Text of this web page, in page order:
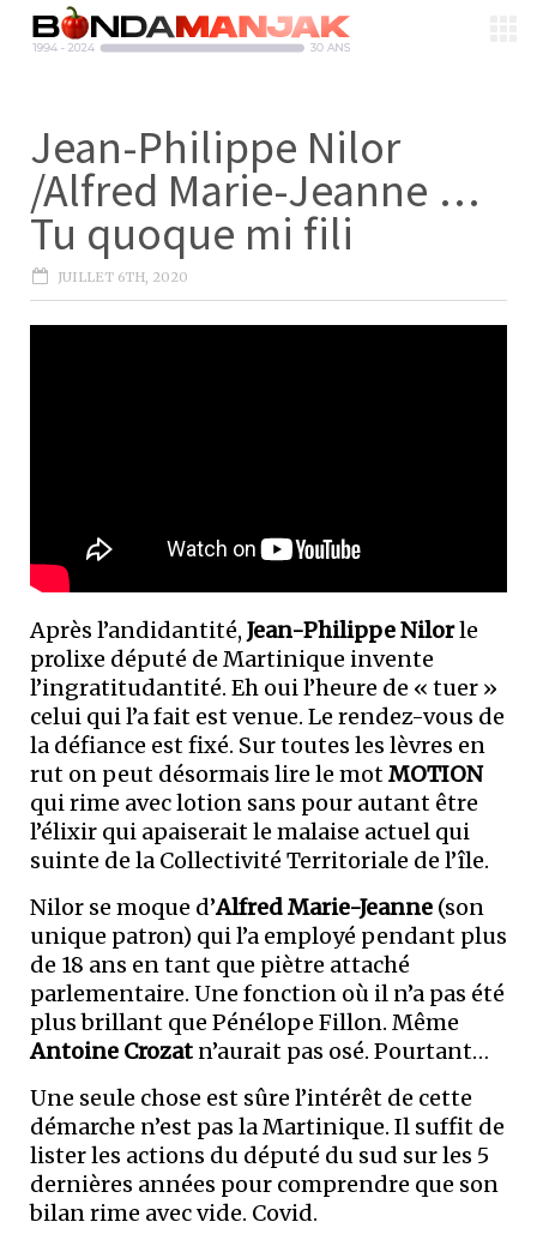
Jean-Philippe Nilor
/Alfred Marie-Jeanne …
Tu quoque mi fili
JUILLET 6TH, 2020
Après l’andidantité, Jean-Philippe Nilorle
prolixe député de Martinique invente
l’ingratitudantité. Eh oui l’heure de « tuer »
celui qui l’a fait est venue. Le rendez-vous de
la défiance est fixé. Sur toutes les lèvres en
rut on peut désormais lire le motMOTION
qui rime avec lotion sans pour autant être
l’élixir qui apaiserait le malaise actuel qui
suinte de la Collectivité Territoriale de l’île.
Nilor se moque d’Alfred Marie-Jeanne (son
unique patron) qui l’a employé pendant plus
de 18 ans en tant que piètre attaché
parlementaire. Une fonction où il n’a pas été
plus brillant que Pénélope Fillon. Même
Antoine Crozat n’aurait pas osé. Pourtant…
Une seule chose est sûre l’intérêt de cette
démarche n’est pas la Martinique. Il suffit de
lister les actions du député du sud sur les 5
dernières années pour comprendre que son
bilan rime avec vide. Covid.